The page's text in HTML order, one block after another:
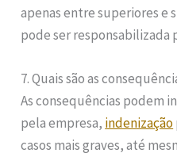
apenas entre superiores e
pode ser responsabilizada
7. Quais são as
As consequências podem
pela empresa, indenização
casos mais graves, até